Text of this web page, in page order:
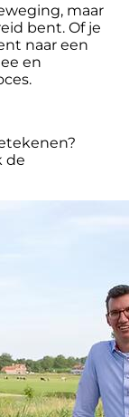
maar
bent. Of je
naar een
en
de